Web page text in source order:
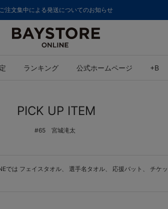
ご注文集中による発送についてのお知らせ
ランキング 公式ホームページ +B
PICK UP ITEM
#65 宮城滝太
では フェイスタオル、 選手名タオル、 応援バット 、 チケ